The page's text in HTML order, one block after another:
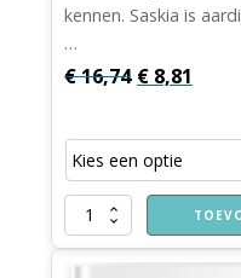
kennen. Saskia is
…
€16,74
was:
€ 16,74.
€ 8,81
is:
€
Kon
jij
mij